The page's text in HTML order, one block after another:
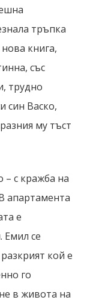
тръпка
книга,
със
трудно
син Васко,
му тъст
– с кражба на
апартамента
е
Емил се
кой е
го
в живота на